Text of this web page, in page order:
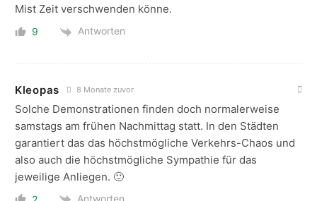
Mist Zeit verschwenden könne.
9 Antworten
Kleopas 8 Monate zuvor
Solche Demonstrationen finden doch normalerweise
samstags am frühen Nachmittag statt. In den Städten
garantiert das das höchstmögliche Verkehrs-Chaos und
also auch die höchstmögliche Sympathie für das
jeweilige Anliegen. 🙂
Antworten